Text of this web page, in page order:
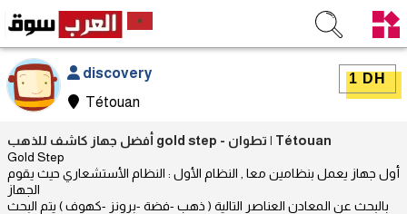
discovery
Tétouan
1 DH
أفضل جهاز كاشف للذهب gold step - تطوان | Tétouan
Gold Step
أول جهاز يعمل بنظامين معا , النظام الأول : النظام الأستشعاري حيث يقوم
الجهاز
بالبحث عن المعادن العناصر التالية ( ذهب -فضة -برونز -كهوف ) يتم البحث